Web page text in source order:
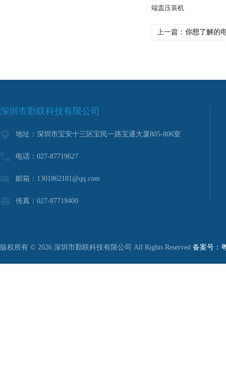
端盖压装机
上一篇： 你想了解的电容
深圳市勤联科技有限公司
地址：深圳市宝安十三区宝民一路宝通大厦805-806室
电话：027-87719627
邮箱：1301862181@qq.com
传真：027-87719400
版权所有 © 2026 深圳市勤联科技有限公司 All Rights Reserved 备案号：